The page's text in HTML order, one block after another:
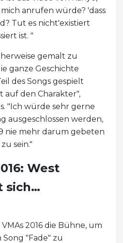
mich anrufen würde? 'dass
Tut es nicht'existiert
ist. "
gemalt zu
ganze Geschichte
des Songs gespielt
auf den Charakter",
"Ich würde sehr gerne
ausgeschlossen werden,
nie mehr darum gebeten
sein."
West
sich…
2016 die Bühne, um
Song "Fade" zu